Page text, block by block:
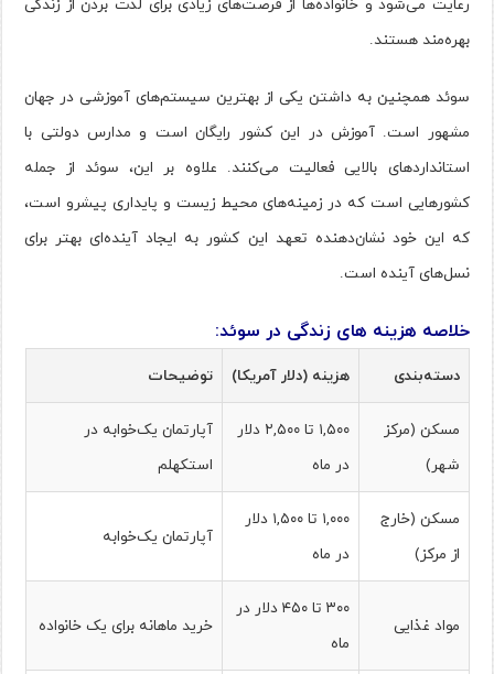
بهره‌مند هستند.
سوئد همچنین به داشتن یکی از بهترین سیستم‌های آموزشی در جهان
مشهور است. آموزش در این کشور رایگان است و مدارس دولتی با
استانداردهای بالایی فعالیت می‌کنند. علاوه بر این، سوئد از جمله
کشورهایی است که در زمینه‌های محیط زیست و پایداری پیشرو است،
که این خود نشان‌دهنده تعهد این کشور به ایجاد آینده‌ای بهتر برای
نسل‌های آینده است.
خلاصه هزینه های زندگی در سوئد:
دسته‌بندی هزینه (دلار آمریکا) توضیحات
مسکن (مرکز
شهر)
۱,۵۰۰ تا ۲,۵۰۰ دلار
در ماه
آپارتمان یک‌خوابه در
استکهلم
مسکن (خارج
از مرکز)
۱,۰۰۰ تا ۱,۵۰۰ دلار
در ماه
آپارتمان یک‌خوابه
مواد غذایی
۳۰۰ تا ۴۵۰ دلار در
ماه
خرید ماهانه برای یک خانواده